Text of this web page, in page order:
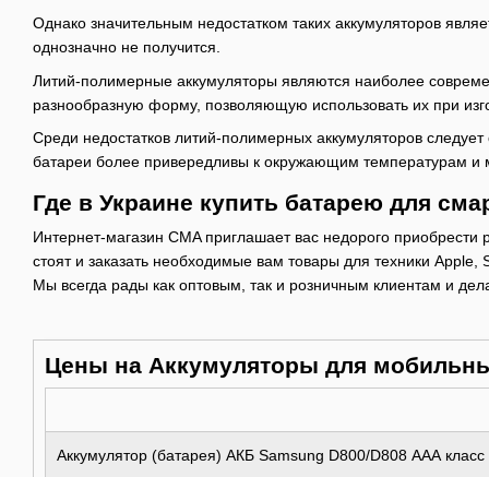
Однако значительным недостатком таких аккумуляторов
однозначно не получится.
Литий-полимерные аккумуляторы являются наиболее
разнообразную форму, позволяющую использовать их при
Среди недостатков литий-полимерных аккумуляторов
батареи более привередливы к окружающим температурам и
Где в Украине купить батарею для
Интернет-магазин CMA приглашает вас недорого
стоят и заказать необходимые вам товары для техники
Мы всегда рады как оптовым, так и розничным клиентам и
Цены на Аккумуляторы для
Аккумулятор (батарея) АКБ Samsung D800/D808 ААА класс